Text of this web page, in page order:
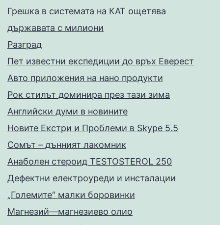
Грешка в системата на КАТ ощетява
държавата с милиони
Разград
Пет известни експедиции до връх Еверест
Авто приложения на нано продукти
Рок стилът доминира през тази зима
Английски думи в новините
Новите Екстри и Проблеми в Skype 5.5
Сомът – дънният лакомник
Анаболен стероид TESTOSTEROL 250
Дефектни електроуреди и инсталации
„Големите“ малки боровинки
Магнезий—магнезиево олио